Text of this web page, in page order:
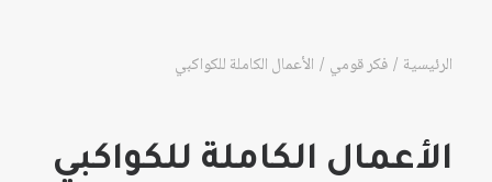
الرئيسية فكر قومي الأعمال الكاملة للكواكبي
الأعمال الكاملة للكواكبي